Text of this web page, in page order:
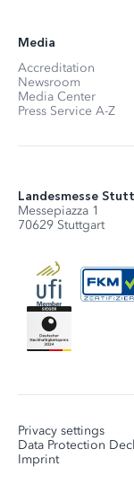
Media
Accreditation
Newsroom
Media Center
Press Service A-Z
Landesmesse
Messepiazza 1
70629 Stuttgart
Privacy settings
Data Protection
Imprint